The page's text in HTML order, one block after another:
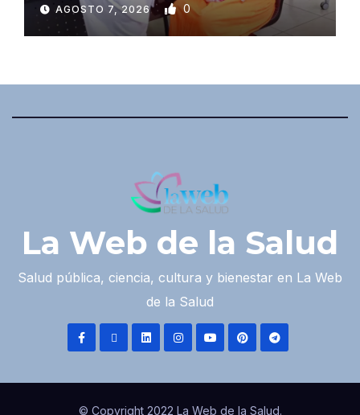
AGOSTO 7, 2026 0
La Web de la Salud
Salud pública, ciencia, cultura y bienestar en La Web
de la Salud
© Copyright 2022 La Web de la Salud.